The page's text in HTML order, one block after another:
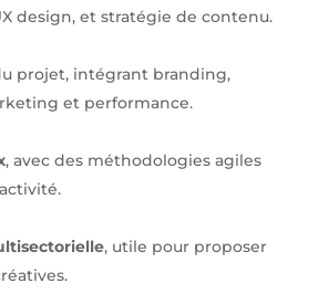
design, et stratégie de contenu.
projet, intégrant branding,
et performance.
, avec des méthodologies agiles
, utile pour proposer